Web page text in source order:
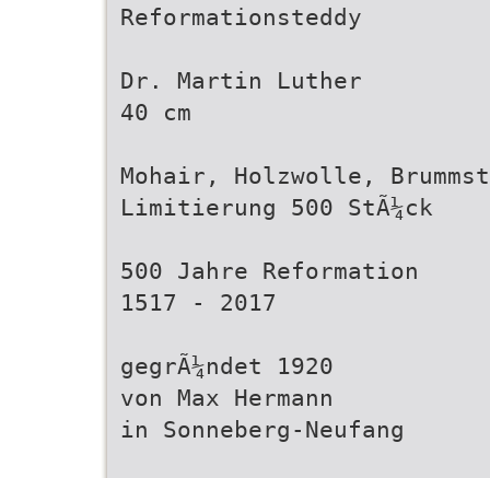
Reformationsteddy
Dr. Martin Luther
40 cm
Mohair, Holzwolle,
Limitierung 500 StÃ¼ck
500 Jahre Reformation
1517 - 2017
gegrÃ¼ndet 1920
von Max Hermann
in Sonneberg-Neufang